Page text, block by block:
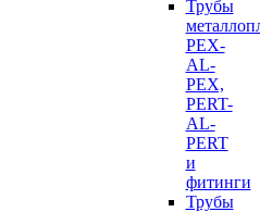
Трубы
PEX-
AL-
PEX,
PERT-
AL-
PERT
и
фитинги
Трубы